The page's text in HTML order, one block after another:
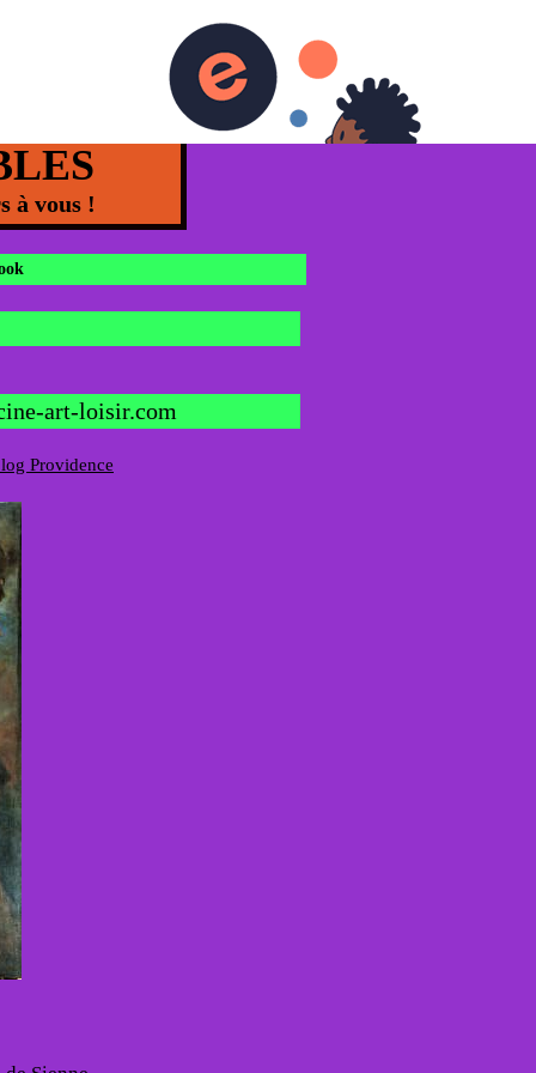
à vous !
art-loisir.com
Providence